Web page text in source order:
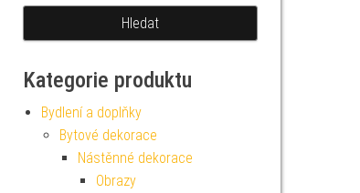
Kategorie produktu
Bydlení a doplňky
Bytové dekorace
Nástěnné dekorace
Obrazy